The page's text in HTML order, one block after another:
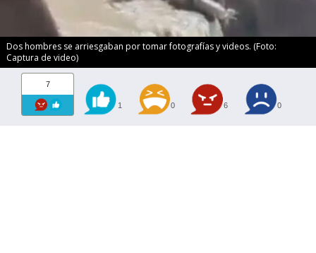
Dos hombres se arriesgaban por tomar fotografías y videos. (Foto:
Captura de video)
7
1 0 6 0